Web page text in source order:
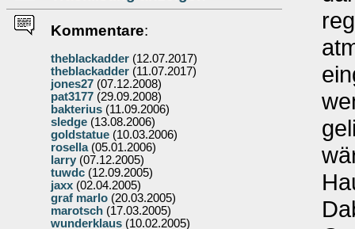
Kommentare:
theblackadder (12.07.2017)
theblackadder (11.07.2017)
jones27 (07.12.2008)
pat3177 (29.09.2008)
bakterius (11.09.2006)
sledge (13.08.2006)
goldstatue (10.03.2006)
rosella(05.01.2006)
larry (07.12.2005)
tuwdc (12.09.2005)
jaxx (02.04.2005)
graf marlo (20.03.2005)
marotsch (17.03.2005)
wunderklaus (10.02.2005)